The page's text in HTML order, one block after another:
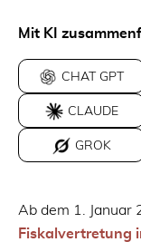
Mit KI
CHAT GPT
CLAUDE
GROK
Ab dem 1. Januar
Fiskalvertretung